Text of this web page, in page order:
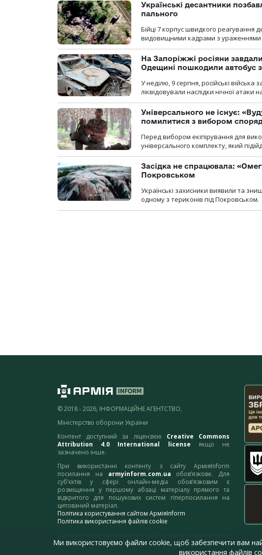
Українські десантники
пального
Бійці 7 корпус швидкого реагування
видовищними кадрами з ураженнями
На Запоріжжі росіяни
Одещині пошкодили автобус
У неділю, 9 серпня, російські війська
ліквідовували наслідки нічної атаки
Універсального не існує:
помилитися з вибором
Перед вибором екіпірування для
універсального комплекту, який
Засідка не спрацювала:
Покровськом
Українські захисники виявили та
одному з териконів під Покровськом.
© 2018 - 2026, ІНФОРМАЦІЙНЕ АГЕНТСТВО,
Міністерство оборони України
Контент доступний за ліцензією Creative Commons
Attribution 4.0 International license якщо не
зазначено інше.
При використанні контенту з сайту АрміяInform
посилання на armyinform.com.ua обов’язкове. Для
суб’єктів у сфері онлайн-медіа обов’язковим є
розміщення у першому абзаці матеріалу прямого та
відкритого для пошукових систем гіперпосилання на
цитований матеріал.
Політика користування сайтом АрміяInform
Політика використання файлів cookie
адресу:webmaster@armyinform.com.ua
Ми використовуємо файли cookie, щоб забезпечити вам
використання файлів